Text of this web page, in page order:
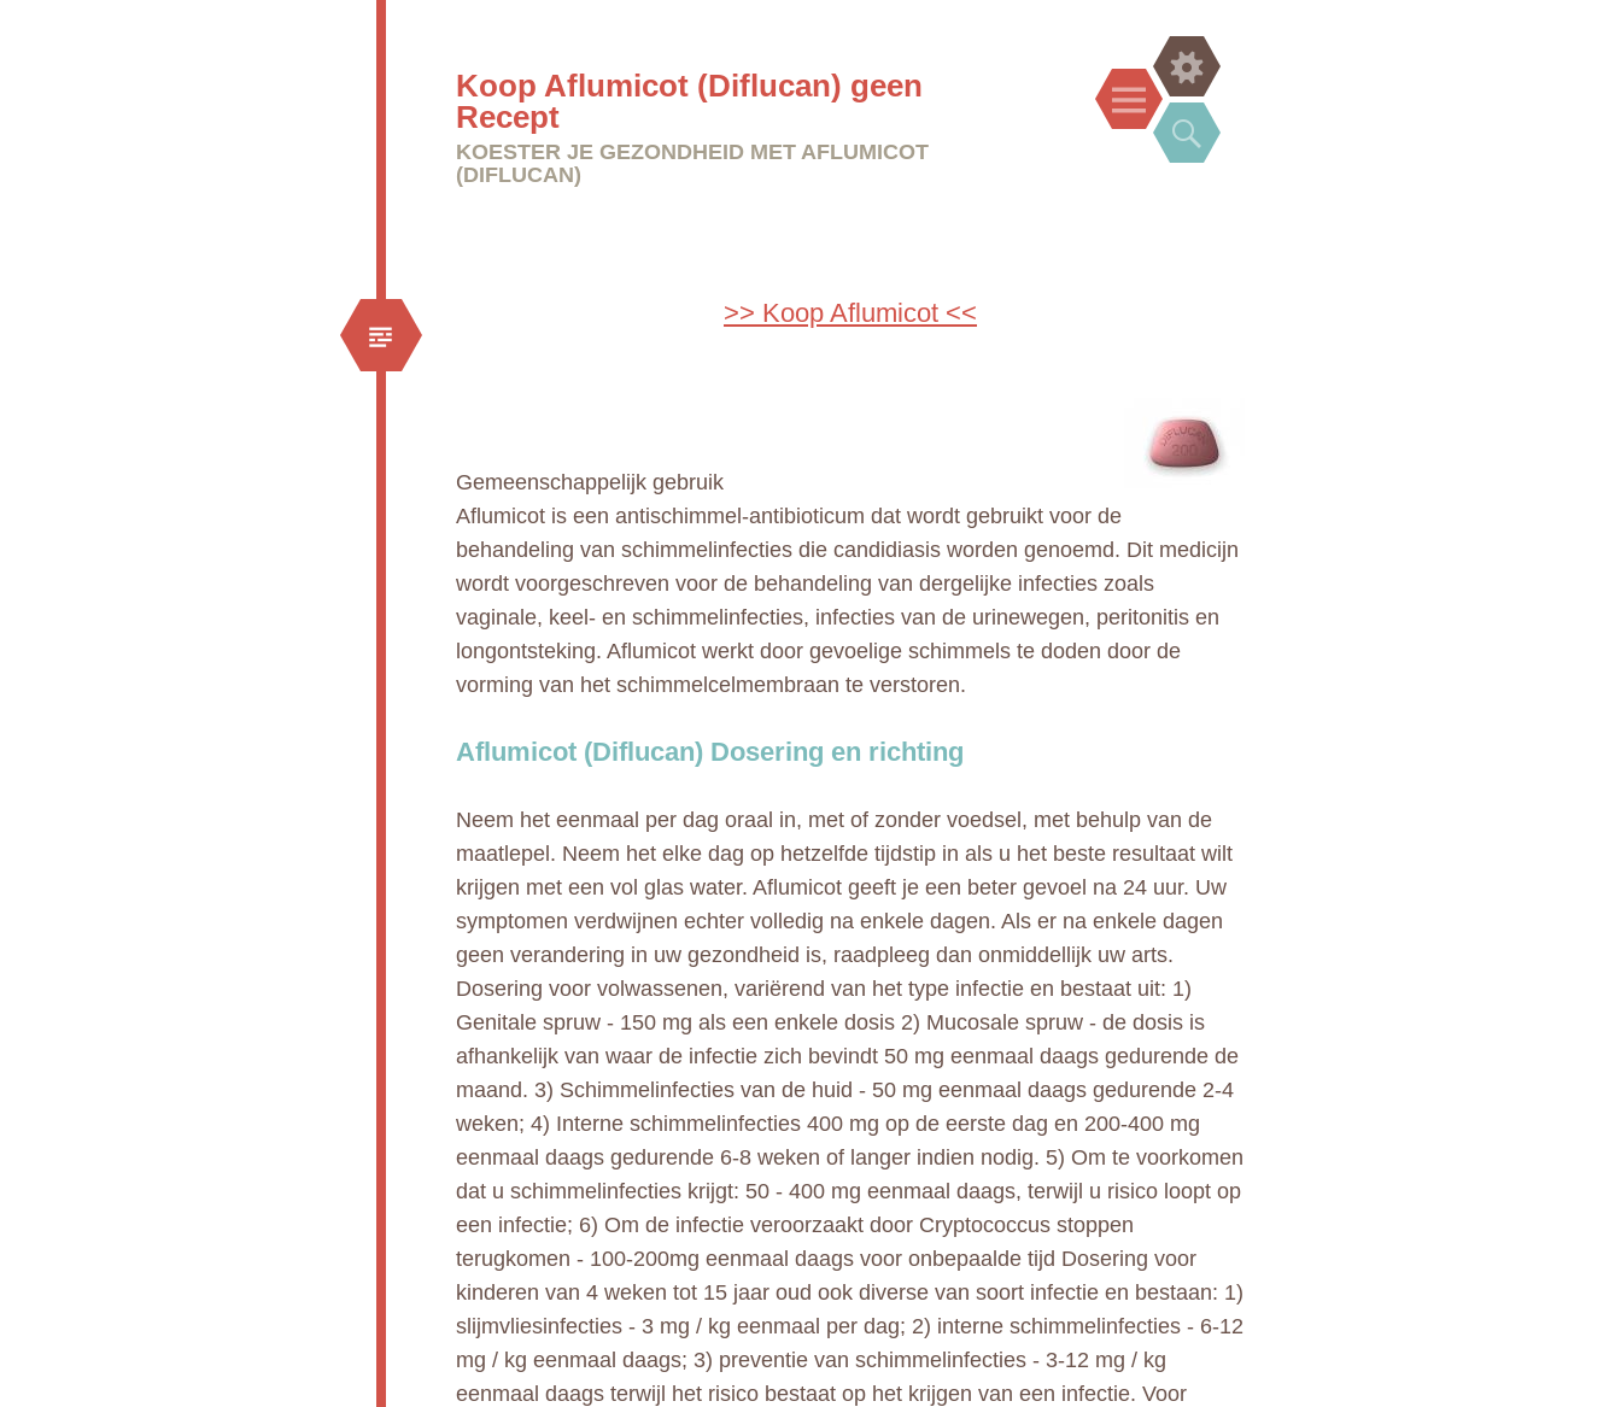
Koop Aflumicot (Diflucan) geen
Recept
KOESTER JE GEZONDHEID MET AFLUMICOT
(DIFLUCAN)
Menu
Widgets
Search
>> Koop Aflumicot <<
Gemeenschappelijk gebruik
Aflumicot is een antischimmel-antibioticum dat wordt gebruikt voor de
behandeling van schimmelinfecties die candidiasis worden genoemd. Dit medicijn
wordt voorgeschreven voor de behandeling van dergelijke infecties zoals
vaginale, keel- en schimmelinfecties, infecties van de urinewegen, peritonitis en
longontsteking. Aflumicot werkt door gevoelige schimmels te doden door de
vorming van het schimmelcelmembraan te verstoren.
Aflumicot (Diflucan) Dosering en richting
Neem het eenmaal per dag oraal in, met of zonder voedsel, met behulp van de
maatlepel. Neem het elke dag op hetzelfde tijdstip in als u het beste resultaat wilt
krijgen met een vol glas water. Aflumicot geeft je een beter gevoel na 24 uur. Uw
symptomen verdwijnen echter volledig na enkele dagen. Als er na enkele dagen
geen verandering in uw gezondheid is, raadpleeg dan onmiddellijk uw arts.
Dosering voor volwassenen, variërend van het type infectie en bestaat uit: 1)
Genitale spruw - 150 mg als een enkele dosis 2) Mucosale spruw - de dosis is
afhankelijk van waar de infectie zich bevindt 50 mg eenmaal daags gedurende de
maand. 3) Schimmelinfecties van de huid - 50 mg eenmaal daags gedurende 2-4
weken; 4) Interne schimmelinfecties 400 mg op de eerste dag en 200-400 mg
eenmaal daags gedurende 6-8 weken of langer indien nodig. 5) Om te voorkomen
dat u schimmelinfecties krijgt: 50 - 400 mg eenmaal daags, terwijl u risico loopt op
een infectie; 6) Om de infectie veroorzaakt door Cryptococcus stoppen
terugkomen - 100-200mg eenmaal daags voor onbepaalde tijd Dosering voor
kinderen van 4 weken tot 15 jaar oud ook diverse van soort infectie en bestaan: 1)
slijmvliesinfecties - 3 mg / kg eenmaal per dag; 2) interne schimmelinfecties - 6-12
mg / kg eenmaal daags; 3) preventie van schimmelinfecties - 3-12 mg / kg
eenmaal daags terwijl het risico bestaat op het krijgen van een infectie. Voor